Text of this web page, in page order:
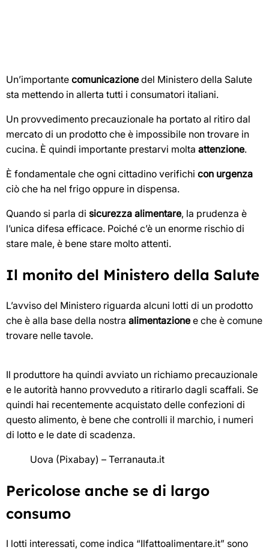
Un’importante comunicazione del Ministero della Salute
sta mettendo in allerta tutti i consumatori italiani.
Un provvedimento precauzionale ha portato al ritiro dal
mercato di un prodotto che è impossibile non trovare in
cucina. È quindi importante prestarvi molta attenzione.
È fondamentale che ogni cittadino verifichi con urgenza
ciò che ha nel frigo oppure in dispensa.
Quando si parla di sicurezza alimentare, la prudenza è
l’unica difesa efficace. Poiché c’è un enorme rischio di
stare male, è bene stare molto attenti.
Il monito del Ministero della Salute
L’avviso del Ministero riguarda alcuni lotti di un prodotto
che è alla base della nostra alimentazione e che è comune
trovare nelle tavole.
Il produttore ha quindi avviato un richiamo precauzionale
e le autorità hanno provveduto a ritirarlo dagli scaffali. Se
quindi hai recentemente acquistato delle confezioni di
questo alimento, è bene che controlli il marchio, i numeri
di lotto e le date di scadenza.
Uova (Pixabay) – Terranauta.it
Pericolose anche se di largo
consumo
I lotti interessati, come indica “Ilfattoalimentare.it” sono